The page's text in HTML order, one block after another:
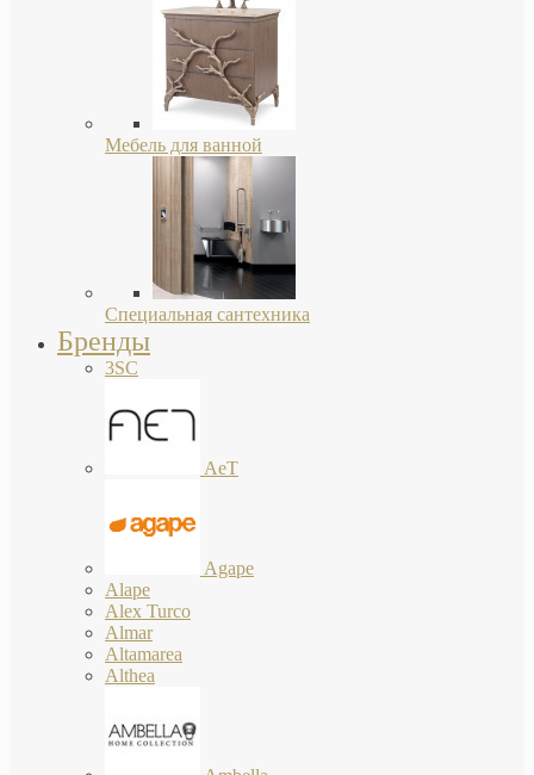
Мебель для ванной
Специальная сантехника
Бренды
3SC
AeT
Agape
Alape
Alex Turco
Almar
Altamarea
Althea